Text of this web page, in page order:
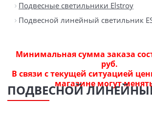
Подвесные светильники Elstroy
Подвесной линейный светильник
Минимальная сумма заказа
руб.
В связи с текущей ситуацией
магазине могут
ПОДВЕСНОЙ ЛИНЕЙНЫЙ